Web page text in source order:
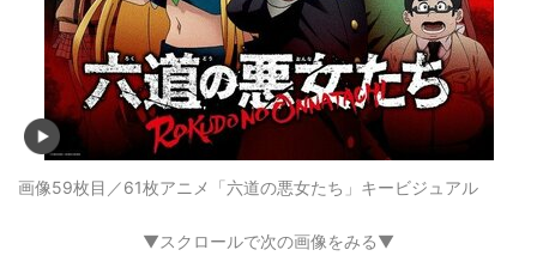
画像59枚目／61枚アニメ「六道の悪女たち」キービジュアル
▼スクロールで次の画像をみる▼